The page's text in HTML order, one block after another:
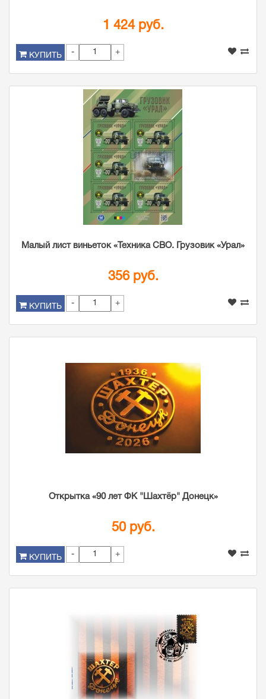
1 424 руб.
КУПИТЬ - +
Малый лист виньеток «Техника СВО. Грузовик «Урал»
356 руб.
КУПИТЬ - +
Открытка «90 лет ФК "Шахтёр" Донецк»
50 руб.
КУПИТЬ - +